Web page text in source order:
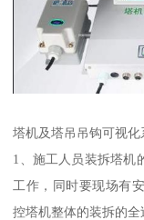
塔机及塔吊吊钩可视
1、施工人员装拆塔机
工作，同时要现场有
控塔机整体的装拆的全